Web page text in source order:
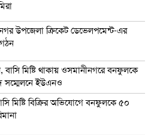
উপজেলা ক্রিকেট ডেভেলপমেন্ট-এর
মিষ্টি থাকায় ওসমানীনগরে বনফুলকে
সম্মেলনে ইউএনও
মিষ্টি বিক্রির অভিযোগে বনফুলকে ৫০